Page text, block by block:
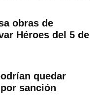
obras de
Héroes del 5 de
quedar
sanción